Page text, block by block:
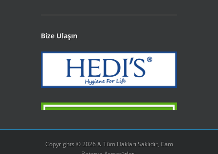
Bize Ulaşın
Copyrights © 2026 & Tüm Hakları Saklıdır, Cam